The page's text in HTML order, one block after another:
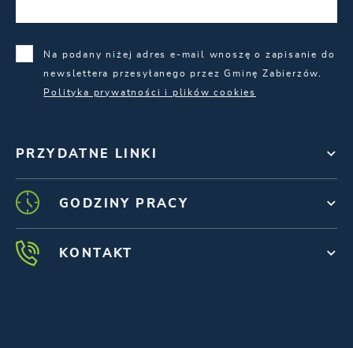
PRZYDATNE LINKI
Na podany niżej adres e-mail wnoszę o zapisanie do
newslettera przesyłanego przez Gminę Zabierzów.
Polityka prywatności i plików cookies
GODZINY PRACY
KONTAKT